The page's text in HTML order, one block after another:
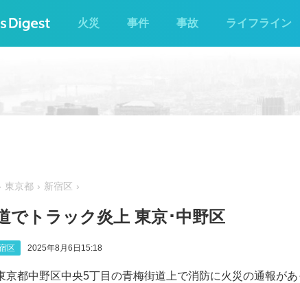
火災 事件 事故 ライフライン
東京都 新宿区
でトラック炎上 東京･中野区
区 2025年8月6日15:18
京都中野区中央5丁目の青梅街道上で消防に火災の通報があ